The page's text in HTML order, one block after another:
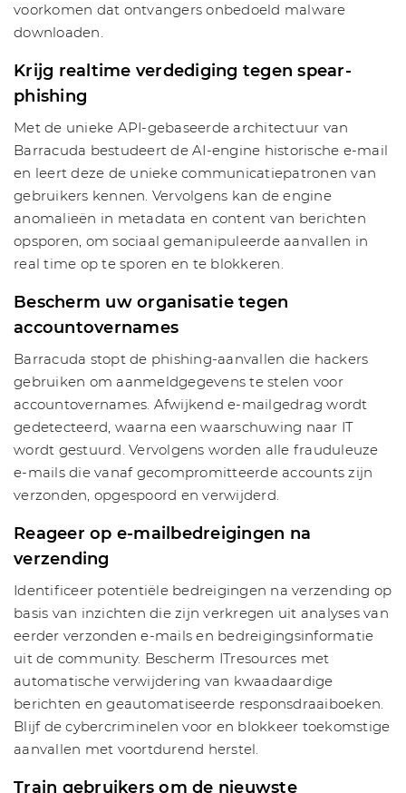
voorkomen dat ontvangers onbedoeld malware
downloaden.
Krijg realtime verdediging tegen spear-
phishing
Met de unieke API-gebaseerde architectuur van
Barracuda bestudeert de AI-engine historische e-mail
en leert deze de unieke communicatiepatronen van
gebruikers kennen. Vervolgens kan de engine
anomalieën in metadata en content van berichten
opsporen, om sociaal gemanipuleerde aanvallen in
real time op te sporen en te blokkeren.
Bescherm uw organisatie tegen
accountovernames
Barracuda stopt de phishing-aanvallen die hackers
gebruiken om aanmeldgegevens te stelen voor
accountovernames. Afwijkend e-mailgedrag wordt
gedetecteerd, waarna een waarschuwing naar IT
wordt gestuurd. Vervolgens worden alle frauduleuze
e-mails die vanaf gecompromitteerde accounts zijn
verzonden, opgespoord en verwijderd.
Reageer op e-mailbedreigingen na
verzending
Identificeer potentiële bedreigingen na verzending op
basis van inzichten die zijn verkregen uit analyses van
eerder verzonden e-mails en bedreigingsinformatie
uit de community. Bescherm ITresources met
automatische verwijdering van kwaadaardige
berichten en geautomatiseerde responsdraaiboeken.
Blijf de cybercriminelen voor en blokkeer toekomstige
aanvallen met voortdurend herstel.
Train gebruikers om de nieuwste